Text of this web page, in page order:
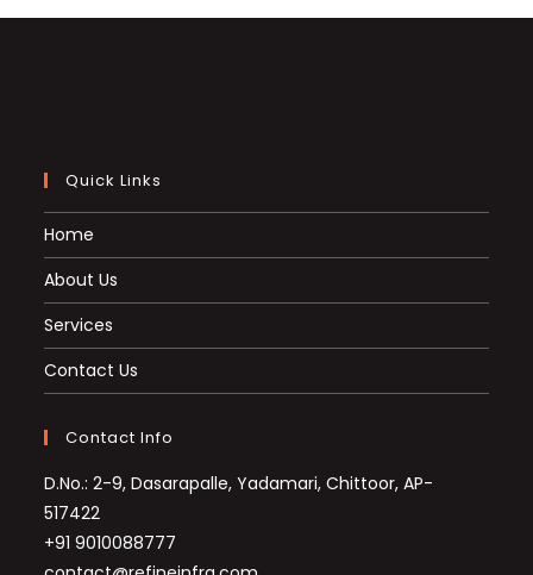
Quick Links
Home
About Us
Services
Contact Us
Contact Info
D.No.: 2-9, Dasarapalle, Yadamari, Chittoor, AP-
517422
+91 9010088777